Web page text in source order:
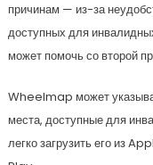
причинам — из-за
доступных для
может помочь со второй
Wheelmap может
места, доступные для
легко загрузить его из